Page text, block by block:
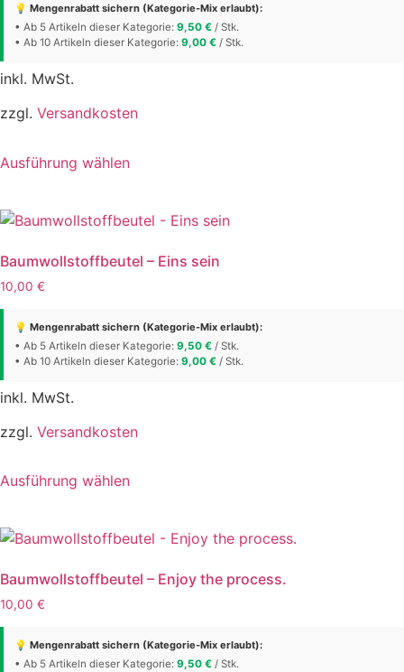
auf
der
werden
💡 Mengenrabatt sichern (Kategorie-Mix erlaubt):
• Ab 5 Artikeln dieser Kategorie: 9,50 € / Stk.
• Ab 10 Artikeln dieser Kategorie: 9,00 € / Stk.
inkl. MwSt.
zzgl. Versandkosten
Ausführung wählenProdukt
mehrere
auf.
können
auf
der
werden
Baumwollstoffbeutel – Eins sein
10,00 €
💡 Mengenrabatt sichern (Kategorie-Mix erlaubt):
• Ab 5 Artikeln dieser Kategorie: 9,50 € / Stk.
• Ab 10 Artikeln dieser Kategorie: 9,00 € / Stk.
inkl. MwSt.
zzgl. Versandkosten
Ausführung wählenProdukt
mehrere
Varianten
auf.
können
auf
Baumwollstoffbeutel – Enjoy the process.
10,00 €
💡 Mengenrabatt sichern (Kategorie-Mix erlaubt):
• Ab 5 Artikeln dieser Kategorie: 9,50 € / Stk.